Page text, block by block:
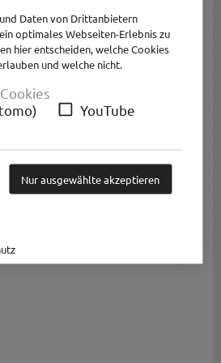
Daten von Drittanbietern
optimales Webseiten-Erlebnis zu
hier entscheiden, welche Cookies
und welche nicht.
YouTube
Nur ausgewählte akzeptieren
von Rohmilch
eigener Entwicklung und Produktion bietet
für die Herausfoderungen bei der
.
Hygiene und Zertifizierun im